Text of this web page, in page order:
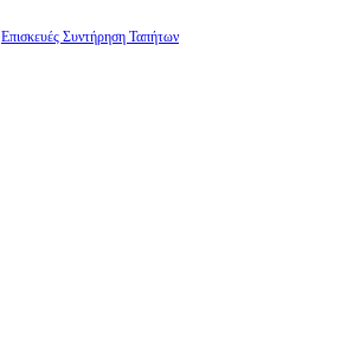
Επισκευές Συντήρηση Ταπήτων